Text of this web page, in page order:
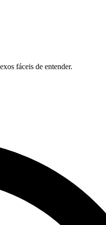
fáceis de entender.